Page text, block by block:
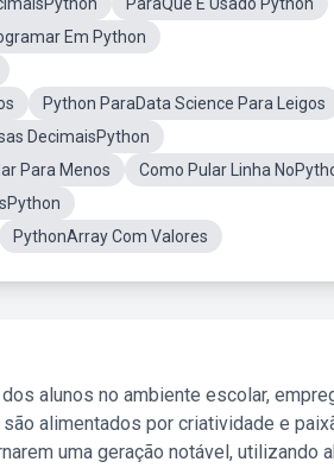
Em Python
Python ParaData Science Para Leigos
DecimaisPython
Para Menos
Como Pular Linha
PythonArray Com Valores
alunos no ambiente escolar,
alimentados por criatividade e
uma geração notável, utilizando